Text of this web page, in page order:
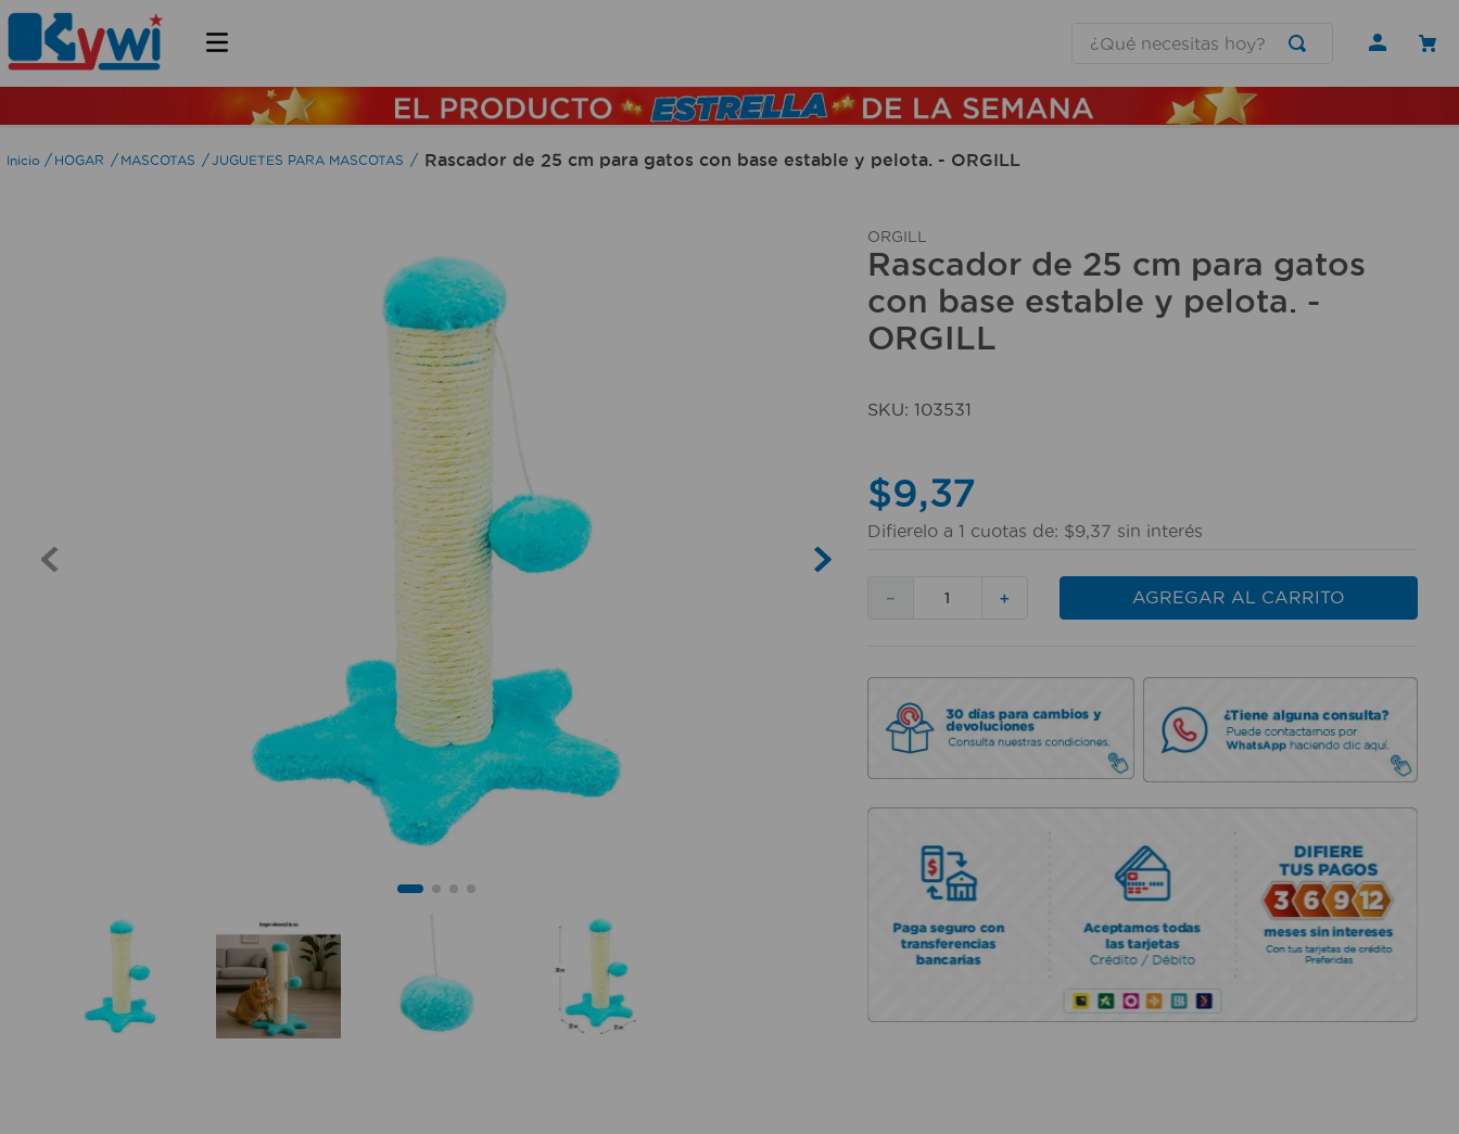
HOGAR MASCOTAS JUGUETES PARA MASCOTAS Rascador de 25 cm para gatos con base estable y pelota. - ORGILL
ORGILL
Rascador de 25 cm para gatos
con base estable y pelota. -
ORGILL
SKU: 103531
$9,37
Difierelo a 1 cuotas de: $9,37 sin interés
＋
－ AGREGAR AL CARRITO
TÉRMINOS MÁS BUSCADOS
1.
lamparas
2.
ducha